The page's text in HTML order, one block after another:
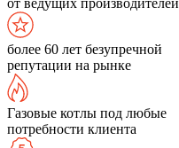
от ведущих производителей
более 60 лет безупречной
репутации на рынке
Газовые котлы под любые
потребности клиента